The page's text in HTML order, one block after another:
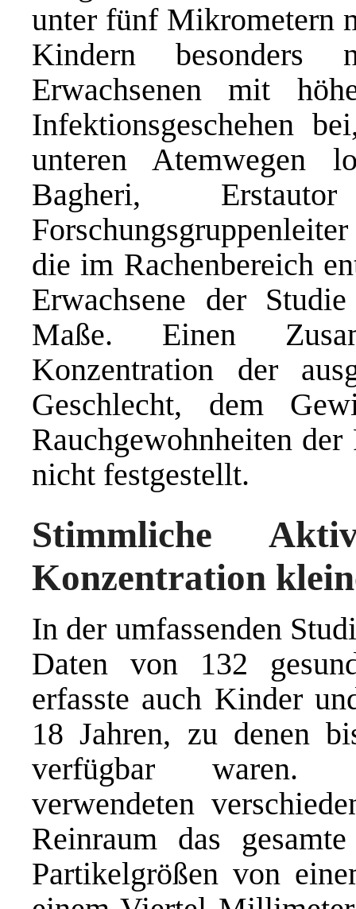
unter fünf Mikrometern
Kindern
Erwachsenen mit
Infektionsgeschehen
unteren Atemwegen
Bagheri,
die im Rachenbereich
Erwachsene der
Maße. Einen
Konzentration der
Geschlecht, dem
Rauchgewohnheiten der
nicht festgestellt.
Stimmliche
Konzentration
In der umfassenden
Daten von 132
erfasste auch Kinder
18 Jahren, zu denen
verfügbar waren.
verwendeten
Reinraum das
Partikelgrößen von